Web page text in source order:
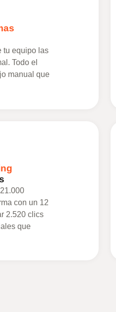
tu equipo las
Todo el
manual que
con un 12
2.520 clics
que